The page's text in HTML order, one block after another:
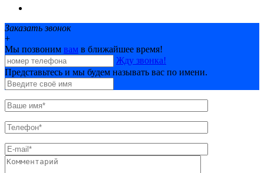
Заказать звонок
+
Мы позвоним вам в ближайшее время!
Жду звонка!
Представьтесь и мы будем называть вас по имени.